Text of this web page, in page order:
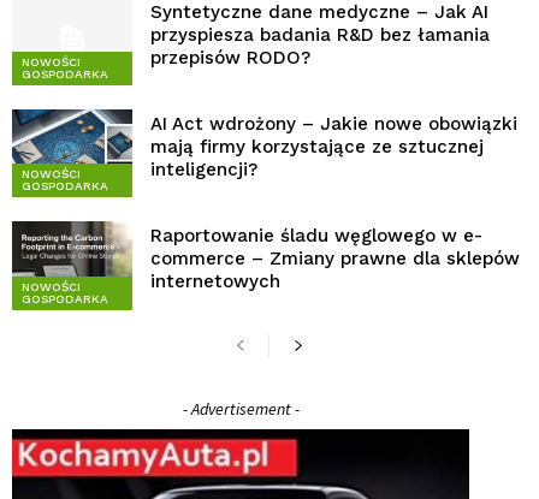
NOWOŚCI
GOSPODARKA
Syntetyczne dane medyczne – Jak AI
przyspiesza badania R&D bez łamania
przepisów RODO?
NOWOŚCI
GOSPODARKA
AI Act wdrożony – Jakie nowe obowiązki
mają firmy korzystające ze sztucznej
inteligencji?
NOWOŚCI
GOSPODARKA
Raportowanie śladu węglowego w e-
commerce – Zmiany prawne dla sklepów
internetowych
- Advertisement -